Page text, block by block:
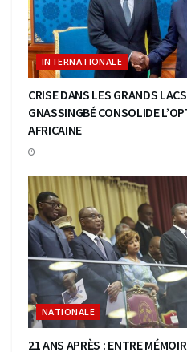
INTERNATIONALE
CRISE DANS LES GRANDS
GNASSINGBÉ CONSOLIDE
AFRICAINE
NATIONALE
21 ANS APRÈS : ENTRE